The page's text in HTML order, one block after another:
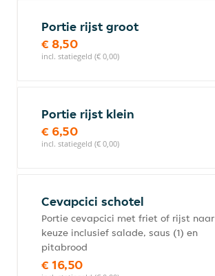
Portie rijst groot
€ 8,50
incl. statiegeld (€ 0,00)
Portie rijst klein
€ 6,50
incl. statiegeld (€ 0,00)
Cevapcici schotel
Portie cevapcici met friet of rijst naar
keuze inclusief salade, saus (1) en
pitabrood
€ 16,50